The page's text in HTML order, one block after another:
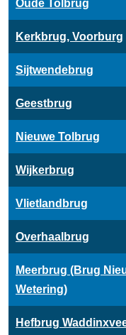
Oude Tolbrug
Kerkbrug, Voorburg
Sijtwendebrug
Geestbrug
Nieuwe Tolbrug
Wijkerbrug
Vlietlandbrug
Overhaalbrug
Meerbrug (Brug
Wetering)
Hefbrug